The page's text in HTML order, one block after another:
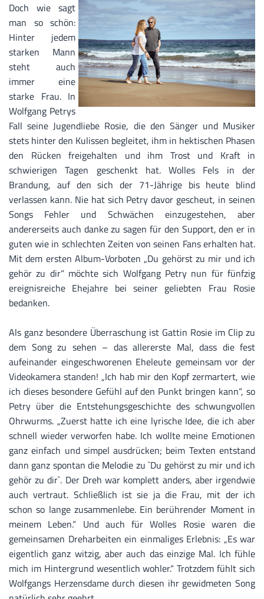
Doch wie sagt
man so schön:
Hinter jedem
starken Mann
steht auch
immer eine
starke Frau. In
Wolfgang Petrys
Fall seine Jugendliebe Rosie, die den Sänger und Musiker
stets hinter den Kulissen begleitet, ihm in hektischen Phasen
den Rücken freigehalten und ihm Trost und Kraft in
schwierigen Tagen geschenkt hat. Wolles Fels in der
Brandung, auf den sich der 71-Jährige bis heute blind
verlassen kann. Nie hat sich Petry davor gescheut, in seinen
Songs Fehler und Schwächen einzugestehen, aber
andererseits auch danke zu sagen für den Support, den er in
guten wie in schlechten Zeiten von seinen Fans erhalten hat.
Mit dem ersten Album-Vorboten „Du gehörst zu mir und ich
gehör zu dir“ möchte sich Wolfgang Petry nun für fünfzig
ereignisreiche Ehejahre bei seiner geliebten Frau Rosie
bedanken.
Als ganz besondere Überraschung ist Gattin Rosie im Clip zu
dem Song zu sehen – das allererste Mal, dass die fest
aufeinander eingeschworenen Eheleute gemeinsam vor der
Videokamera standen! „Ich hab mir den Kopf zermartert, wie
ich dieses besondere Gefühl auf den Punkt bringen kann“, so
Petry über die Entstehungsgeschichte des schwungvollen
Ohrwurms. „Zuerst hatte ich eine lyrische Idee, die ich aber
schnell wieder verworfen habe. Ich wollte meine Emotionen
ganz einfach und simpel ausdrücken; beim Texten entstand
dann ganz spontan die Melodie zu `Du gehörst zu mir und ich
gehör zu dir`. Der Dreh war komplett anders, aber irgendwie
auch vertraut. Schließlich ist sie ja die Frau, mit der ich
schon so lange zusammenlebe. Ein berührender Moment in
meinem Leben.“ Und auch für Wolles Rosie waren die
gemeinsamen Dreharbeiten ein einmaliges Erlebnis: „Es war
eigentlich ganz witzig, aber auch das einzige Mal. Ich fühle
mich im Hintergrund wesentlich wohler.“ Trotzdem fühlt sich
Wolfgangs Herzensdame durch diesen ihr gewidmeten Song